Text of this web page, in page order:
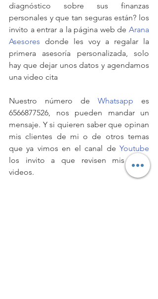
diagnóstico sobre sus finanzas
personales y que tan seguras están? los
invito a entrar a la página web de Arana
Asesores donde les voy a regalar la
primera asesoría personalizada, solo
hay que dejar unos datos y agendamos
una video cita
Nuestro número de Whatsapp es
6566877526, nos pueden mandar un
mensaje. Y si quieren saber que opinan
mis clientes de mi o de otros temas
que ya vimos en el canal de Youtube
los invito a que revisen mis otros
videos.